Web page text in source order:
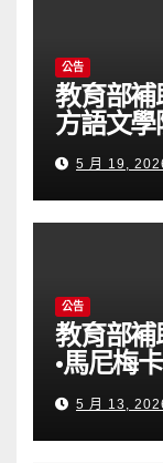
公告
教育部
方語文
5 月 19,
公告
教育部
•馬尼梅
College
Tech)任
5 月 13,